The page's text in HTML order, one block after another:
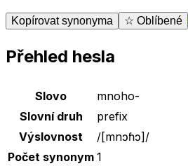
Kopírovat synonyma ☆ Oblíbené
Přehled hesla
Základní údaje o slověmnoho-
Slovo
mnoho-
Slovní druh
prefix
Výslovnost
/[mnɔɦɔ] /
Počet synonym 1